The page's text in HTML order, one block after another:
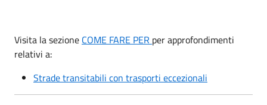
Visita la sezione COME FARE PER per approfondimenti
relativi a:
Strade transitabili con trasporti eccezionali